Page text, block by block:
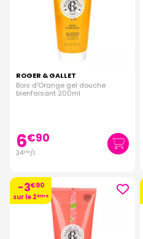
ROGER & GALLET
Bois d'Orange gel douche
bienfaisant 200ml
6€90
34€50/l.
-3€90
sur le 2ème